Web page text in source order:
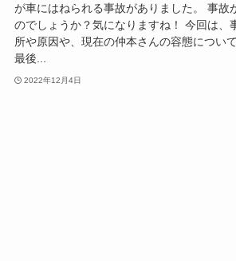
が車にはねられる事故がありました。 事故
のでしょうか？気になりますね！ 今回は、
所や原因や、現在の仲本さんの容態につい
最後...
2022年12月4日